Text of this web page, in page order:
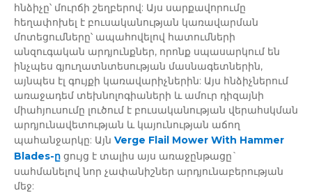
հնձիչը՝ մուրճի շեղբերով: Այս սարքավորումը
հեղափոխել է բուսականության կառավարման
մոտեցումները՝ ապահովելով հատումների
անզուգական արդյունքներ, որոնք սպասարկում են
ինչպես գյուղատնտեսության մասնագետներին,
այնպես էլ գույքի կառավարիչներին: Այս հնձիչներում
առաջադեմ տեխնոլոգիաների և ամուր դիզայնի
միահյուսումը լուծում է բուսականության վերահսկման
արդյունավետության և կայունության աճող
պահանջարկը: Այն Verge Flail Mower With Hammer
Blades-ը ցույց է տալիս այս առաջընթացը`
սահմանելով նոր չափանիշներ արդյունաբերության
մեջ: